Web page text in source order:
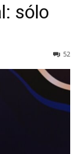
sólo
52